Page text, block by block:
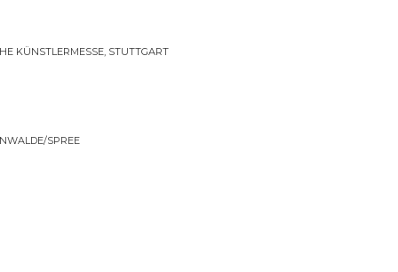
KÜNSTLERMESSE, STUTTGART
SPREE